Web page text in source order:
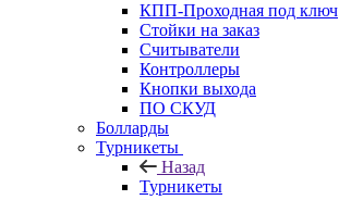
КПП-Проходная под ключ
Стойки на заказ
Считыватели
Контроллеры
Кнопки выхода
ПО СКУД
Болларды
Турникеты
Назад
Турникеты